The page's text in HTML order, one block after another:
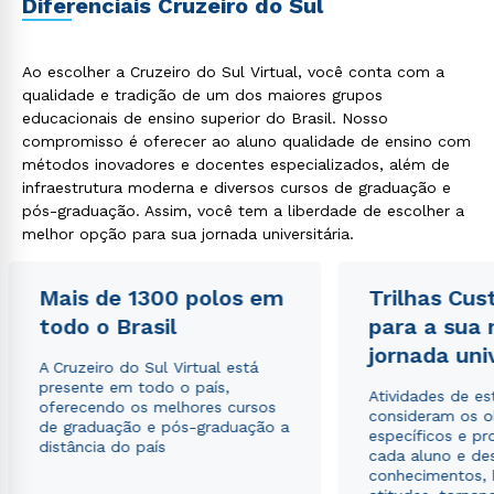
Diferenciais Cruzeiro do Sul
Ao escolher a Cruzeiro do Sul Virtual, você conta com a
qualidade e tradição de um dos maiores grupos
educacionais de ensino superior do Brasil. Nosso
compromisso é oferecer ao aluno qualidade de ensino com
métodos inovadores e docentes especializados, além de
infraestrutura moderna e diversos cursos de graduação e
pós-graduação. Assim, você tem a liberdade de escolher a
melhor opção para sua jornada universitária.
Mais de 1300 polos em
todo o Brasil
A Cruzeiro do Sul Virtual está
presente em todo o país,
oferecendo os melhores cursos
de graduação e pós-graduação a
distância do país
Trilhas
para a sua
jornada
Atividades de
consideram os
específicos e
cada aluno e
conhecimentos,
Rápido e fácil
WhatsApp
ou
Estou de acordo com a
autorizo que meus dados sejam utilizados para o
envio de conteúdos da Cruzeiro do Sul.